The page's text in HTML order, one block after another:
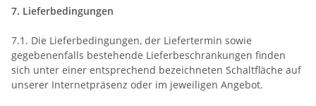
7. Lieferbedingungen
7.1. Die Lieferbedingungen, der Liefertermin sowie
gegebenenfalls bestehende Lieferbeschränkungen finden
sich unter einer entsprechend bezeichneten Schaltfläche auf
unserer Internetpräsenz oder im jeweiligen Angebot.